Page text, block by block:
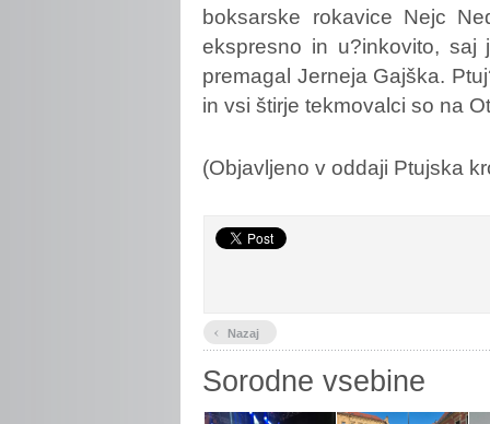
boksarske rokavice Nejc
ekspresno in u?inkovito,
premagal Jerneja Gajška.
in vsi štirje tekmovalci so na
(Objavljeno v oddaji Ptujska
‹ Nazaj
Sorodne vsebine